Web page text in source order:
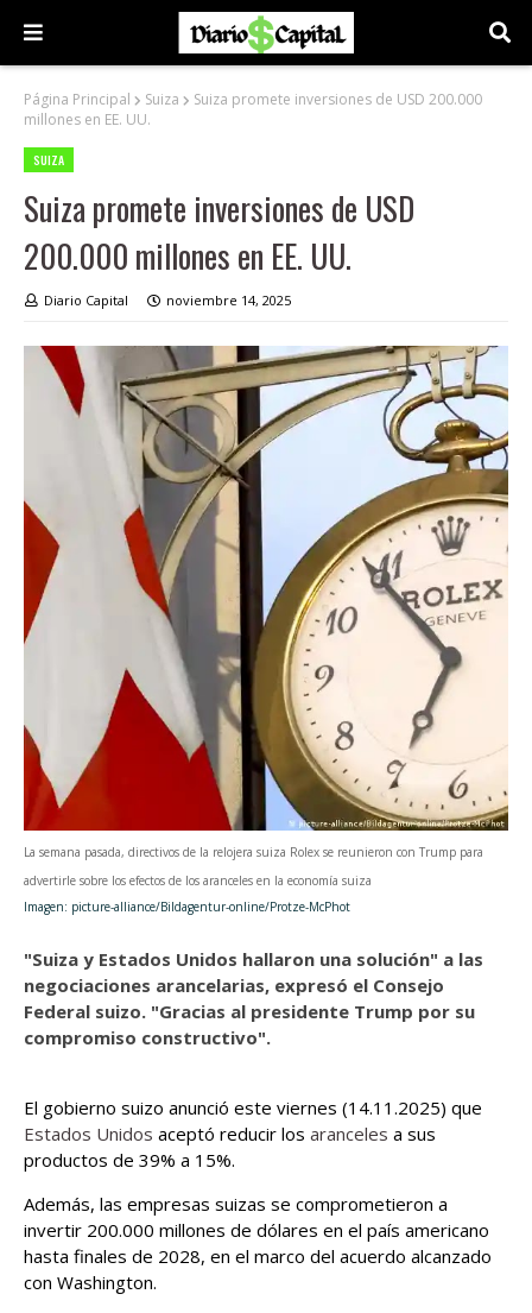
Página Principal Suiza
Suiza promete inversiones de USD 200.000
millones en EE. UU.
SUIZA
Suiza promete inversiones de USD
200.000 millones en EE. UU.
Diario Capital noviembre 14, 2025
La semana pasada, directivos de la relojera suiza Rolex se reunieron con Trump para
advertirle sobre los efectos de los aranceles en la economía suiza
Imagen: picture-alliance/Bildagentur-online/Protze-McPhot
"Suiza y Estados Unidos hallaron una solución" a las
negociaciones arancelarias, expresó el Consejo
Federal suizo. "Gracias al presidente Trump por su
compromiso constructivo".
El gobierno suizo anunció este viernes (14.11.2025) que
Estados Unidos aceptó reducir los aranceles a sus
productos de 39% a 15%.
Además, las empresas suizas se comprometieron a
invertir 200.000 millones de dólares en el país americano
hasta finales de 2028, en el marco del acuerdo alcanzado
con Washington.